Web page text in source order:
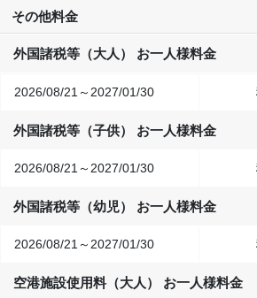
その他料金
外国諸税等（大人） お一人様料金
2026/08/21～2027/01/30
外国諸税等（子供） お一人様料金
2026/08/21～2027/01/30
外国諸税等（幼児） お一人様料金
2026/08/21～2027/01/30
空港施設使用料（大人） お一人様料金